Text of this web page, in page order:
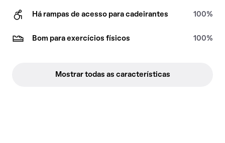
Há rampas de acesso para cadeirantes 100%
Bom para exercícios físicos 100%
Mostrar todas as características